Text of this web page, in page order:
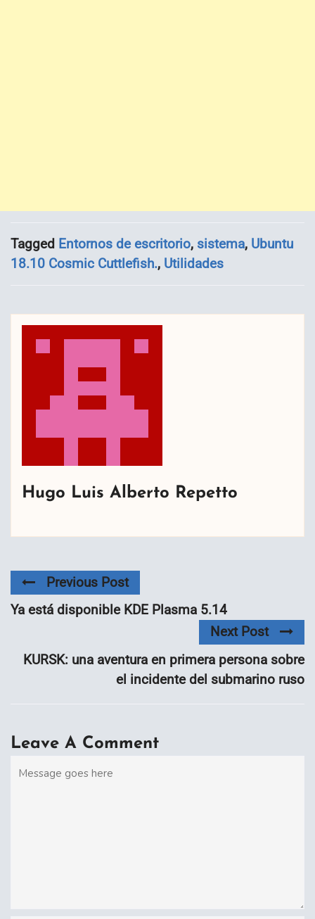
Tagged Entornos de escritorio, sistema, Ubuntu
18.10 Cosmic Cuttlefish., Utilidades
Hugo Luis Alberto Repetto
Previous Post
Ya está disponible KDE Plasma 5.14
Next Post
KURSK: una aventura en primera persona sobre
el incidente del submarino ruso
Leave A Comment